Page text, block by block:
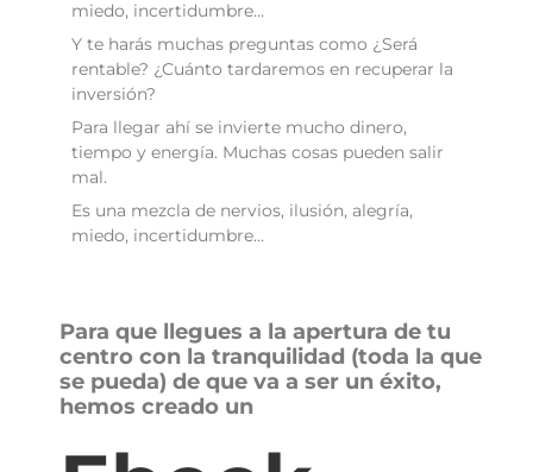
miedo, incertidumbre…
Y te harás muchas preguntas como ¿Será
rentable? ¿Cuánto tardaremos en recuperar la
inversión?
Para llegar ahí se invierte mucho dinero,
tiempo y energía. Muchas cosas pueden salir
mal.
Es una mezcla de nervios, ilusión, alegría,
miedo, incertidumbre…
Para que llegues a la apertura de tu
centro con la tranquilidad (toda la que
se pueda) de que va a ser un éxito,
hemos creado un